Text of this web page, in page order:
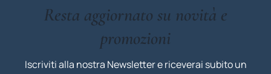
Resta aggiornato su novità e
promozioni
Iscriviti alla nostra Newsletter e riceverai subito un